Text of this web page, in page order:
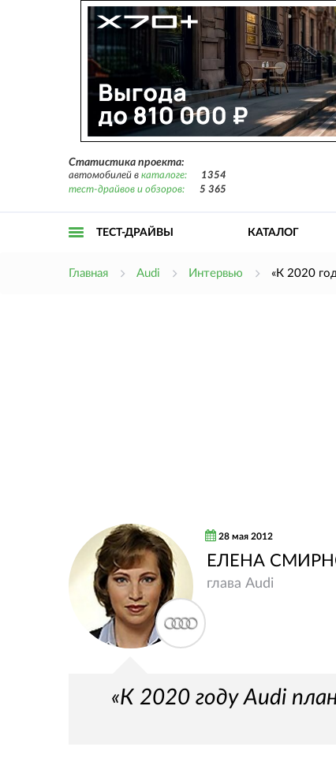
Статистика проекта:
автомобилей в каталоге:
1354
тест-драйвов и обзоров:
5 365
ТЕСТ-ДРАЙВЫ КАТАЛОГ
Главная Audi Интервью «К 2020
28 мая 2012
ЕЛЕНА
глава Audi
«К 2020 году Audi